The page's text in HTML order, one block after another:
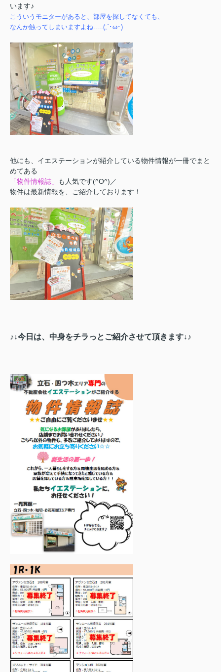
います♪
こういうモニターがあると、部屋を探してなくても、
なんか触ってしまいますよね.....(;´･ω･)
他にも、 イエステーションが紹介している物件情報が一冊でまと
めてある
「物件情報誌」
も人気です(^O^)／
物件は最新情報を、ご紹介しております！
♪↓今日は、中身をチラっとご紹介させて頂きます↓♪